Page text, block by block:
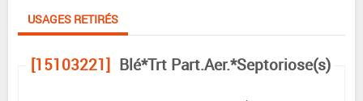
USAGES RETIRÉS
[15103221] Blé*Trt Part.Aer.*Septoriose(s)